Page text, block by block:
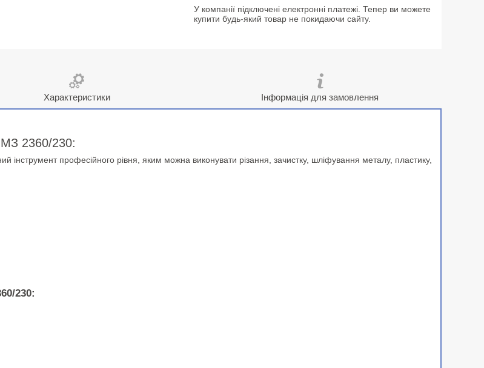
У компанії підключені електронні платежі. Тепер ви можете
купити будь-який товар не покидаючи сайту.
Характеристики Інформація для замовлення
2360/230:
інструмент професійного рівня, яким можна виконувати різання, зачистку, шліфування металу, пластику,
230: